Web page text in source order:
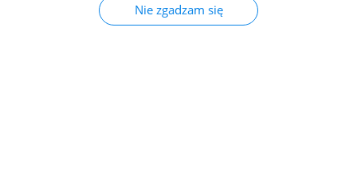
Nie zgadzam się
Adv. Sci. Technol. Res. J. 2015; 9(27):118-122
https://doi.org/10.12913/22998624/59093